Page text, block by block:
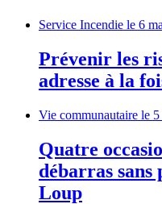
Service Incendie le 6
Prévenir les
adresse à la
Vie communautaire le
Quatre
débarras
Loup